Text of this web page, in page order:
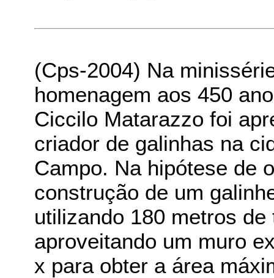
(Cps-2004) Na
homenagem aos 450
Ciccilo Matarazzo foi
criador de galinhas na
Campo. Na hipótese de
construção de um
utilizando 180 metros
aproveitando um muro
x para obter a área